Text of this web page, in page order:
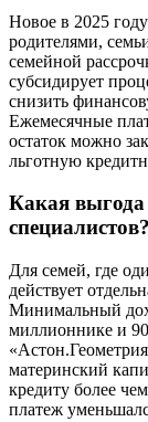
Новое в 2025
родителями,
семейной
субсидирует
снизить
Ежемесячные
остаток можно
льготную
Какая
специалистов?
Для семей, где
действует
Минимальный
миллионнике и
материнский
кредиту более
платеж